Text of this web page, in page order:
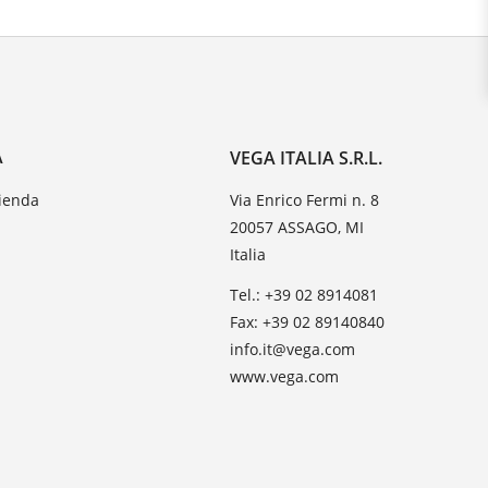
VEGA ITALIA S.R.L.
Via Enrico Fermi n. 8
20057 ASSAGO, MI
Italia
Tel.: +39 02 8914081
Fax: +39 02 89140840
info.it@vega.com
www.vega.com